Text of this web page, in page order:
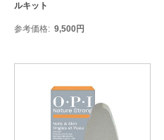
ルキット
参考価格 9,500円